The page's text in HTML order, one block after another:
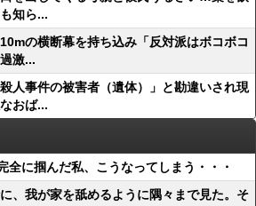
知ら...
の横断幕を持ち込み「反対派はボコボコ
激...
人事件の被害者（遺体）」と勘違いされ現
おば...
全に掴んだ私、こうなってしまう・・・
、我が家を舐めるように隅々まで見た。そ